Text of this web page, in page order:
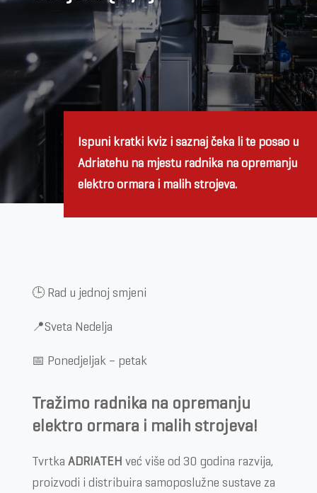
Ispuni kratki kviz i saznaj čeka li te posao u
Adriatehu na mjestu radnika na opremanju
elektro ormara i malih strojeva.
🕒 Rad u jednoj smjeni
📍Sveta Nedelja
📅 Ponedjeljak – petak
Tražimo radnika na opremanju
elektro ormara i malih strojeva!
Tvrtka ADRIATEH već više od 30 godina razvija,
proizvodi i distribuira samoposlužne sustave za